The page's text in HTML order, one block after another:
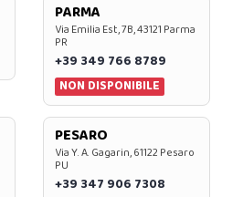
PARMA
Via Emilia Est, 7B, 43121 Parma
PR
+39 349 766 8789
NON DISPONIBILE
PESARO
Via Y. A. Gagarin, 61122 Pesaro
PU
+39 347 906 7308